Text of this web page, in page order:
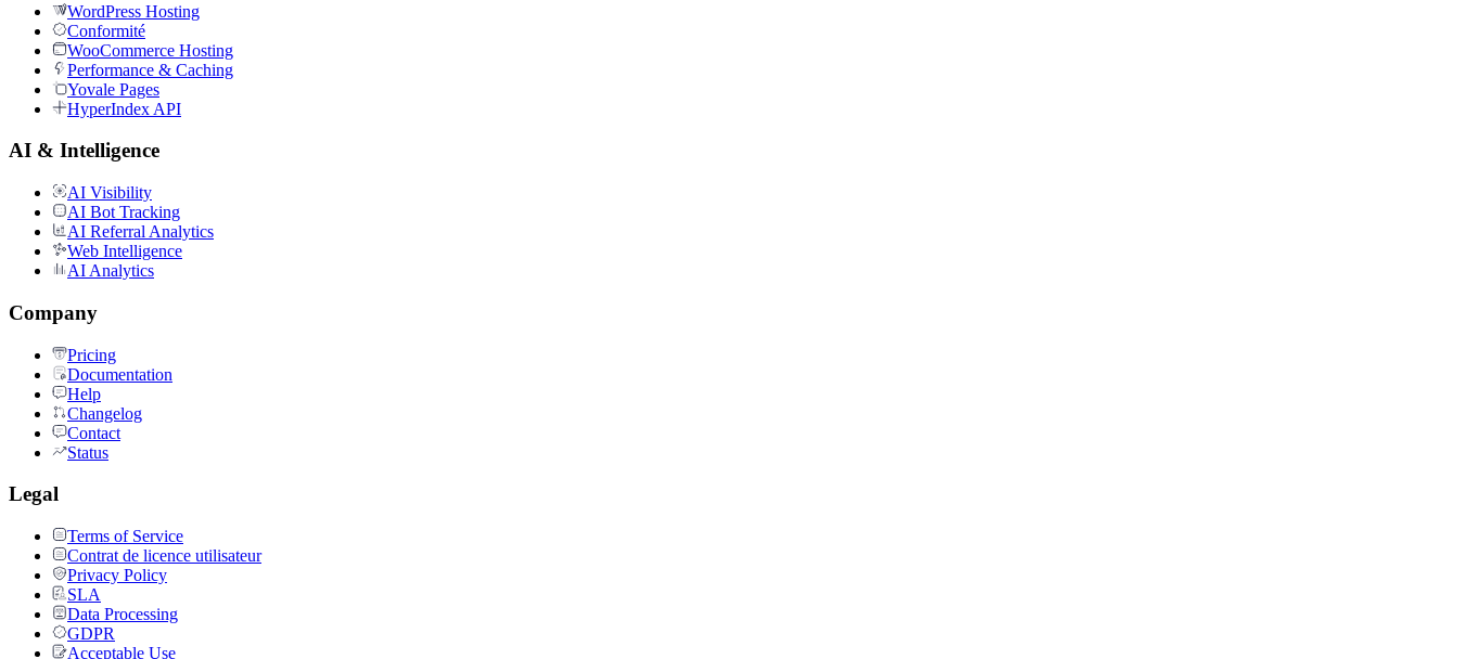
WordPress Hosting
Conformité
WooCommerce Hosting
Performance & Caching
Yovale Pages
HyperIndex API
AI & Intelligence
AI Visibility
AI Bot Tracking
AI Referral Analytics
Web Intelligence
AI Analytics
Company
Pricing
Documentation
Help
Changelog
Contact
Status
Legal
Terms of Service
Contrat de licence utilisateur
Privacy Policy
SLA
Data Processing
GDPR
Acceptable Use